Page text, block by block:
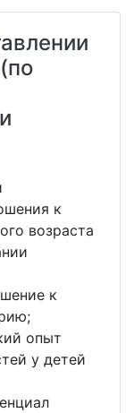
к
возраста
к
опыт
у детей